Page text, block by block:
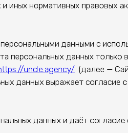
иных нормативных правовых
данными с
персональных данных только
uncle.agency/ (далее —
данных выражает согласие
данных и даёт согласие